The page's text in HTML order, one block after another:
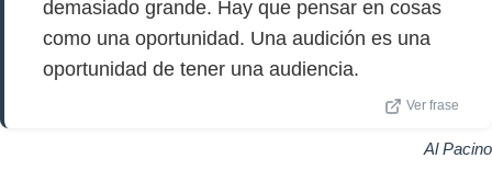
demasiado grande. Hay que pensar en cosas
como una oportunidad. Una audición es una
oportunidad de tener una audiencia.
Ver frase
Al Pacino